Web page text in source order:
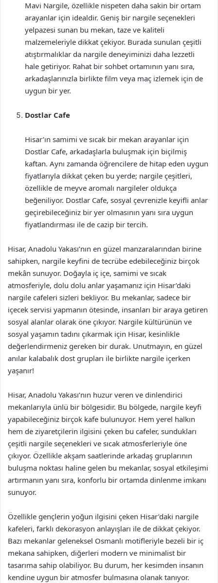
Mavi Nargile, özellikle nispeten daha sakin bir ortam
arayanlar için idealdir. Geniş bir nargile seçenekleri
yelpazesi sunan bu mekan, taze ve kaliteli
malzemeleriyle dikkat çekiyor. Burada sunulan çeşitli
atıştırmalıklar da nargile deneyiminizi daha lezzetli
hale getiriyor. Rahat bir sohbet ortamının yanı sıra,
arkadaşlarınızla birlikte film veya maç izlemek için de
uygun bir yer.
Dostlar Cafe
Hisar’ın samimi ve sıcak bir mekan arayanlar için
Dostlar Cafe, arkadaşlarla buluşmak için biçilmiş
kaftan. Aynı zamanda öğrencilere de hitap eden uygun
fiyatlarıyla dikkat çeken bu yerde; nargile çeşitleri,
özellikle de meyve aromalı nargileler oldukça
beğeniliyor. Dostlar Cafe, sosyal çevrenizle keyifli anlar
geçirebileceğiniz bir yer olmasının yanı sıra uygun
fiyatlandırması ile de cazip bir tercih.
Hisar, Anadolu Yakası’nın en güzel manzaralarından birine
sahipken, nargile keyfini de tecrübe edebileceğiniz birçok
mekân sunuyor. Doğayla iç içe, samimi ve sıcak
atmosferiyle, dolu dolu anlar yaşamanız için Hisar’daki
nargile cafeleri sizleri bekliyor. Bu mekanlar, sadece bir
içecek servisi yapmanın ötesinde, insanları bir araya getiren
sosyal alanlar olarak öne çıkıyor. Nargile kültürünün ve
sosyal yaşamın tadını çıkarmak için Hisar, kesinlikle
değerlendirmeniz gereken bir durak. Unutmayın, en güzel
anılar kalabalık dost grupları ile birlikte nargile içerken
yaşanır!
Hisar, Anadolu Yakası’nın huzur veren ve dinlendirici
mekanlarıyla ünlü bir bölgesidir. Bu bölgede, nargile keyfi
yapabileceğiniz birçok kafe bulunuyor. Hem yerel halkın
hem de ziyaretçilerin ilgisini çeken bu cafeler, sundukları
çeşitli nargile seçenekleri ve sıcak atmosferleriyle öne
çıkıyor. Özellikle akşam saatlerinde arkadaş gruplarının
buluşma noktası haline gelen bu mekanlar, sosyal etkileşimi
artırmanın yanı sıra, konforlu bir ortamda dinlenme imkanı
sunuyor.
Özellikle gençlerin yoğun ilgisini çeken Hisar’daki nargile
kafeleri, farklı dekorasyon anlayışları ile de dikkat çekiyor.
Bazı mekanlar geleneksel Osmanlı motifleriyle bezeli bir iç
mekana sahipken, diğerleri modern ve minimalist bir
tasarıma sahip olabiliyor. Bu durum, her kesimden insanın
kendine uygun bir atmosfer bulmasına olanak tanıyor.